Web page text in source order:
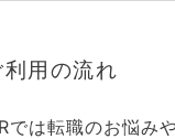
用の流れ
では転職のお悩み